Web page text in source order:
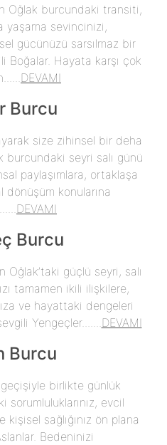
Oğlak burcundaki transiti,
yaşama sevincinizi,
gücünüzü sarsılmaz bir
Boğalar. Hayata karşı çok
DEVAMI
Burcu
size zihinsel bir deha
burcundaki seyri salı günü
paylaşımlara, ortaklaşa
konularına
DEVAMI
Burcu
Oğlak’taki güçlü seyri, salı
tamamen ikili ilişkilere,
ve hayattaki dengeleri
Yengeçler....... DEVAMI
Burcu
geçişiyle birlikte günlük
evcil
kişisel sağlığınız ön plana
Bedeninizi